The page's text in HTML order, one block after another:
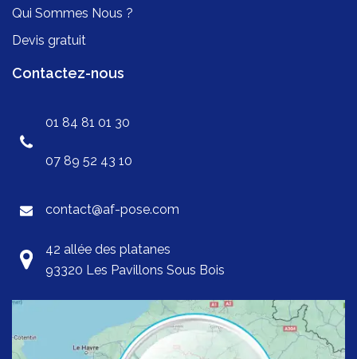
Qui Sommes Nous ?
Devis gratuit
Contactez-nous
01 84 81 01 30
07 89 52 43 10
contact@af-pose.com
42 allée des platanes
93320 Les Pavillons Sous Bois